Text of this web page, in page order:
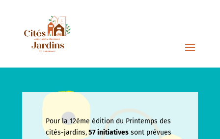
Pour la 12ème édition du Printemps des
cités-jardins,57 initiativessont prévues